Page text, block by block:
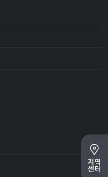
지역
센터